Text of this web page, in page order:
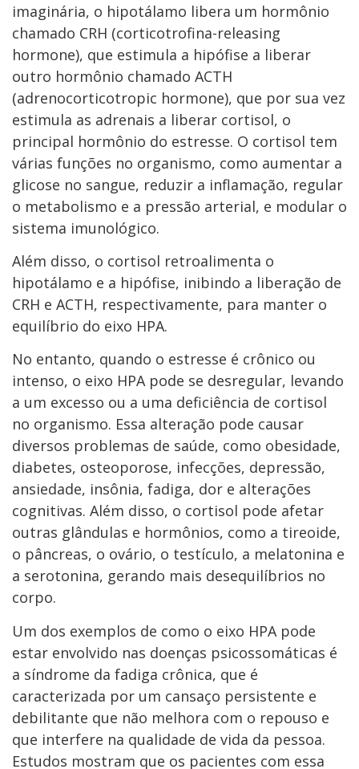
imaginária, o hipotálamo libera um hormônio
chamado CRH (corticotrofina-releasing
hormone), que estimula a hipófise a liberar
outro hormônio chamado ACTH
(adrenocorticotropic hormone), que por sua vez
estimula as adrenais a liberar cortisol, o
principal hormônio do estresse. O cortisol tem
várias funções no organismo, como aumentar a
glicose no sangue, reduzir a inflamação, regular
o metabolismo e a pressão arterial, e modular o
sistema imunológico.
Além disso, o cortisol retroalimenta o
hipotálamo e a hipófise, inibindo a liberação de
CRH e ACTH, respectivamente, para manter o
equilíbrio do eixo HPA.
No entanto, quando o estresse é crônico ou
intenso, o eixo HPA pode se desregular, levando
a um excesso ou a uma deficiência de cortisol
no organismo. Essa alteração pode causar
diversos problemas de saúde, como obesidade,
diabetes, osteoporose, infecções, depressão,
ansiedade, insônia, fadiga, dor e alterações
cognitivas. Além disso, o cortisol pode afetar
outras glândulas e hormônios, como a tireoide,
o pâncreas, o ovário, o testículo, a melatonina e
a serotonina, gerando mais desequilíbrios no
corpo.
Um dos exemplos de como o eixo HPA pode
estar envolvido nas doenças psicossomáticas é
a síndrome da fadiga crônica, que é
caracterizada por um cansaço persistente e
debilitante que não melhora com o repouso e
que interfere na qualidade de vida da pessoa.
Estudos mostram que os pacientes com essa